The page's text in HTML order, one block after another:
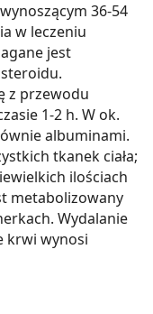
36-54
w leczeniu
jest
z przewodu
1-2 h. W ok.
albuminami.
tkanek ciała;
ilościach
metabolizowany
Wydalanie
krwi wynosi